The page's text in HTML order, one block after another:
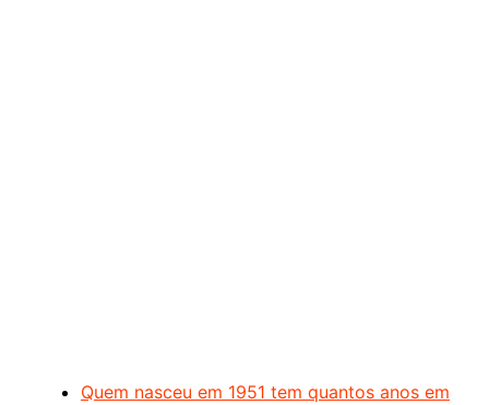
Quem nasceu em 1951 tem quantos anos em